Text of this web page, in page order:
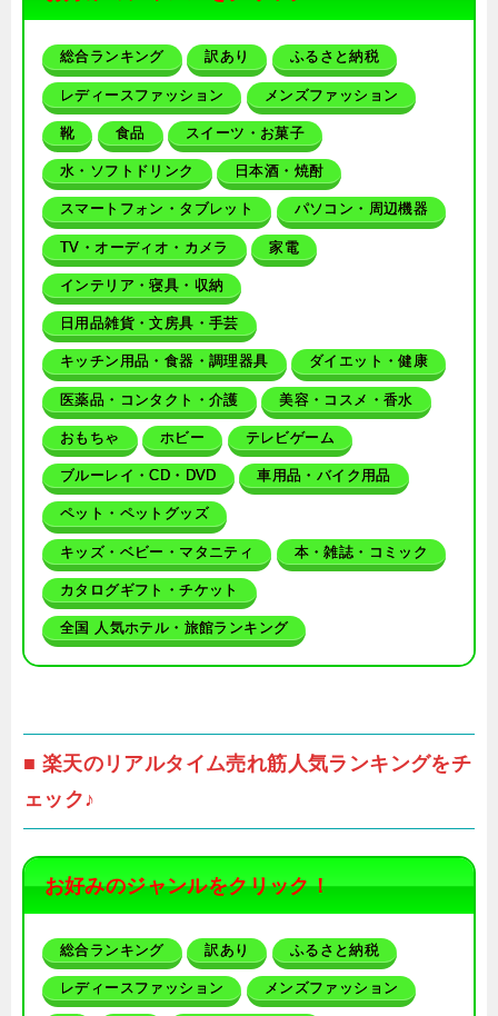
総合ランキング 訳あり ふるさと納税
レディースファッション メンズファッション
靴 食品 スイーツ・お菓子
水・ソフトドリンク 日本酒・焼酎
スマートフォン・タブレット パソコン・周辺機器
TV・オーディオ・カメラ 家電
インテリア・寝具・収納
日用品雑貨・文房具・手芸
キッチン用品・食器・調理器具 ダイエット・健康
医薬品・コンタクト・介護 美容・コスメ・香水
おもちゃ ホビー テレビゲーム
ブルーレイ・CD・DVD 車用品・バイク用品
ペット・ペットグッズ
キッズ・ベビー・マタニティ 本・雑誌・コミック
カタログギフト・チケット
全国 人気ホテル・旅館ランキング
■ 楽天のリアルタイム売れ筋人気ランキングをチ
ェック♪
お好みのジャンルをクリック！
総合ランキング 訳あり ふるさと納税
レディースファッション メンズファッション